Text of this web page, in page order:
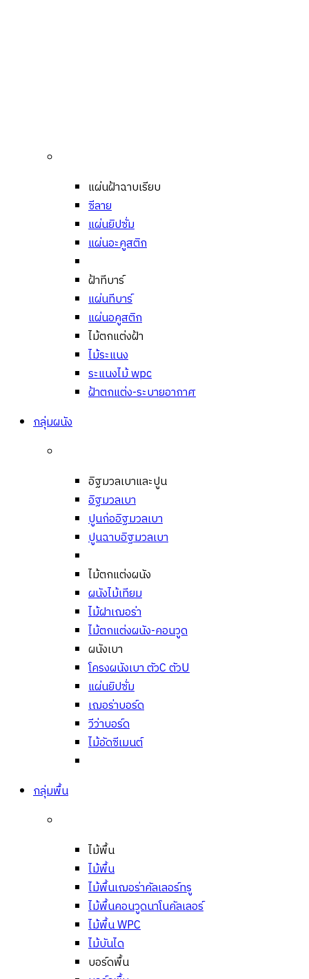
แผ่นฝ้าฉาบเรียบ
ซีลาย
แผ่นยิปซั่ม
แผ่นอะคูสติก
ฝ้าทีบาร์
แผ่นทีบาร์
แผ่นอคูสติก
ไม้ตกแต่งฝ้า
ไม้ระแนง
ระแนงไม้ wpc
ฝ้าตกแต่ง-ระบายอากาศ
กลุ่มผนัง
อิฐมวลเบาและปูน
อิฐมวลเบา
ปูนก่ออิฐมวลเบา
ปูนฉาบอิฐมวลเบา
ไม้ตกแต่งผนัง
ผนังไม้เทียม
ไม้ฝาเฌอร่า
ไม้ตกแต่งผนัง-คอนวูด
ผนังเบา
โครงผนังเบา ตัวC ตัวU
แผ่นยิปซั่ม
เฌอร่าบอร์ด
วีว่าบอร์ด
ไม้อัดซีเมนต์
กลุ่มพื้น
ไม้พื้น
ไม้พื้น
ไม้พื้นเฌอร่าคัลเลอร์ทรู
ไม้พื้นคอนวูดนาโนคัลเลอร์
ไม้พื้น WPC
ไม้บันได
บอร์ดพื้น